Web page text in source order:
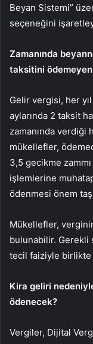
Beyan Sistemi”
seçeneğini
Zamanında
taksitini
Gelir vergisi, her
aylarında 2 taksit
zamanında verdiği
mükellefler,
3,5 gecikme
işlemlerine
ödenmesi önem
Mükellefler,
bulunabilir. Gerekli
tecil faiziyle
​​​​​​​Kira geliri
ödenecek?
Vergiler, Dijital